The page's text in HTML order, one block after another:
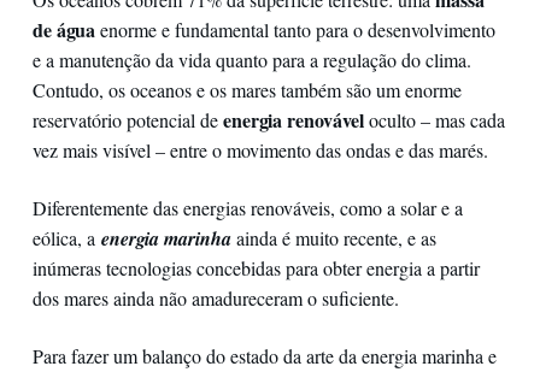
de águaenorme e fundamental tanto para o desenvolvimento
e a manutenção da vida quanto para a regulação do clima.
Contudo, os oceanos e os mares também são um enorme
reservatório potencial deenergia renováveloculto – mas cada
vez mais visível – entre o movimento das ondas e das marés.
Diferentemente das energias renováveis, como a solar e a
eólica, a energia marinhaainda é muito recente, e as
inúmeras tecnologias concebidas para obter energia a partir
dos mares ainda não amadureceram o suficiente.
Para fazer um balanço do estado da arte da energia marinha e